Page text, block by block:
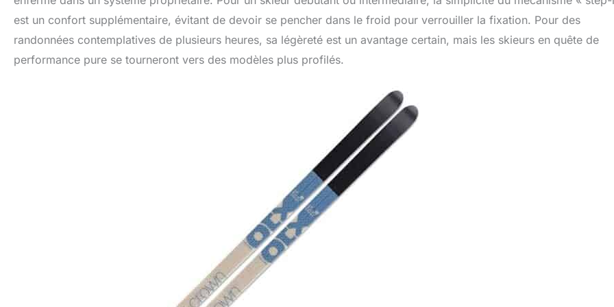
est un confort supplémentaire, évitant de devoir se pencher dans le froid pour verrouiller la fixation. Pour des
randonnées contemplatives de plusieurs heures, sa légèreté est un avantage certain, mais les skieurs en quête de
performance pure se tourneront vers des modèles plus profilés.